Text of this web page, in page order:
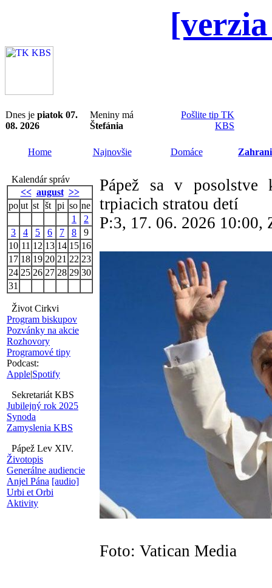
Dnes je piatok 07.
08. 2026
Meniny má
Štefánia
Pošlite tip TK
KBS
Home Najnovšie Domáce
Kalendár správ
<< august >>
po ut st št pi so ne
1
2
3
4 5 6 7 8
9
10 11 12 13 14 15 16
17 18 19 20 21 22 23
24 25 26 27 28 29 30
31
Život Cirkvi
Program biskupov
Pozvánky na akcie
Rozhovory
Programové tipy
Podcast:
Apple|Spotify
Sekretariát KBS
Jubilejný rok 2025
Synoda
Zamyslenia KBS
Pápež Lev XIV.
Životopis
Generálne audiencie
Anjel Pána [audio]
Urbi et Orbi
Aktivity
Pápež sa v
trpiacich stratou detí
P:3, 17. 06. 2026 10:00,
Foto: Vatican Media